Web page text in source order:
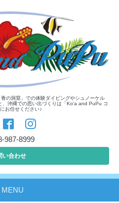
の洞窟」での体験ダイビングやシュノーケル
、沖縄での思い出づくりは「Ko'a and PuPu コ
お任せください♪
987-8999
い合わせ
MENU